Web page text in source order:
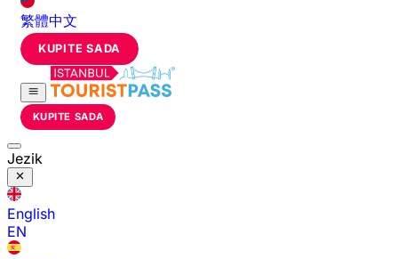
繁體中文
KUPITE SADA
KUPITE SADA
Jezik
English
EN